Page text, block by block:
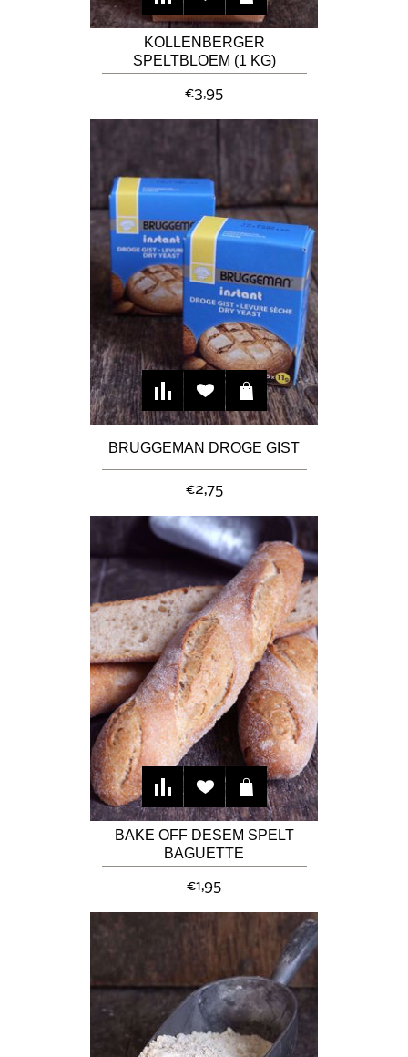
KOLLENBERGER
SPELTBLOEM (1 KG)
€3,95
BRUGGEMAN DROGE GIST
€2,75
BAKE OFF DESEM SPELT
BAGUETTE
€1,95